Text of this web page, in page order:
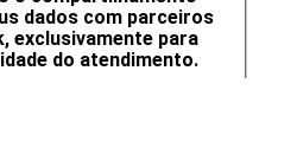
dados com parceiros
exclusivamente para
do atendimento.